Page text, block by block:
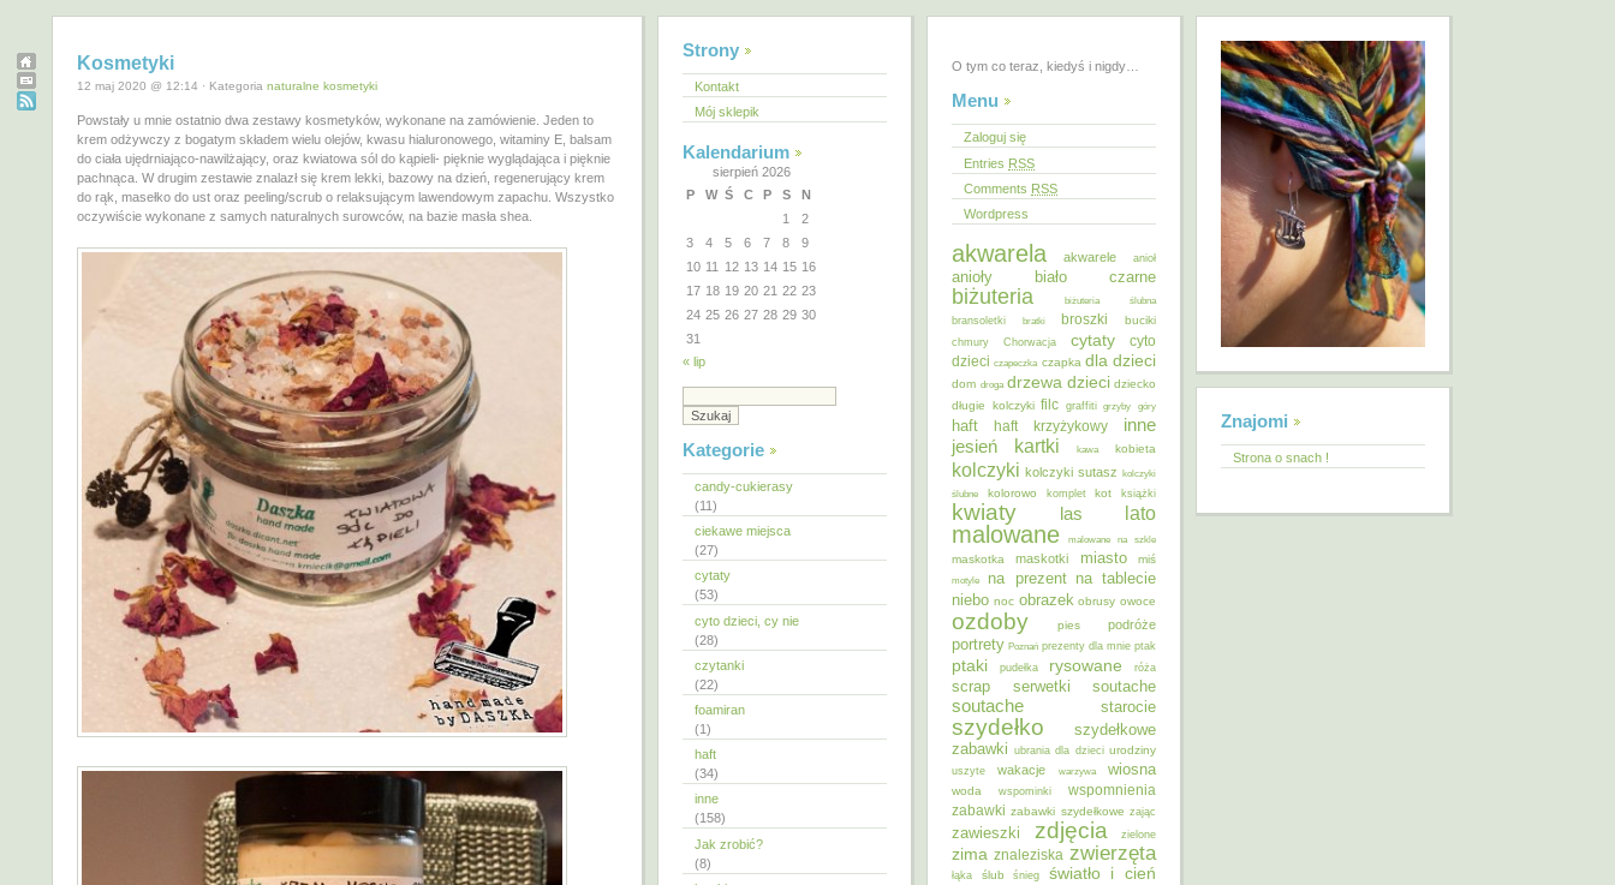
Kosmetyki
12 maj 2020 @ 12:14 · Kategoria naturalne kosmetyki
Powstały u mnie ostatnio dwa zestawy kosmetyków, wykonane na zamówienie. Jeden to
krem odżywczy z bogatym składem wielu olejów, kwasu hialuronowego, witaminy E, balsam
do ciała ujędrniająco-nawilżający, oraz kwiatowa sól do kąpieli- pięknie wyglądająca i pięknie
pachnąca. W drugim zestawie znalazł się krem lekki, bazowy na dzień, regenerujący krem
do rąk, masełko do ust oraz peeling/scrub o relaksującym lawendowym zapachu. Wszystko
oczywiście wykonane z samych naturalnych surowców, na bazie masła shea.
Strony
Kontakt
Mój sklepik
Kalendarium
sierpień 2026
P
W Ś C P S
N
1
2
3
4 5 6 7 8
9
10 11 12 13 14 15 16
17 18 19 20 21 22 23
24 25 26 27 28 29 30
31
« lip
Kategorie
candy-cukierasy
(11)
ciekawe miejsca
(27)
cytaty
(53)
cyto dzieci, cy nie
(28)
czytanki
(22)
foamiran
(1)
haft
(34)
inne
(158)
Jak zrobić?
(8)
O tym co teraz, kiedyś i nigdy…
Menu
Zaloguj się
Entries RSS
Comments RSS
Wordpress
akwarela akwarele anioł
anioły biało czarne
biżuteria
biżuteria ślubna
bransoletki
bratki broszki buciki
chmury Chorwacja cytaty
cyto
dzieci czapeczka czapka dla dzieci
dom droga drzewa dzieci dziecko
długie kolczyki filc graffiti grzyby góry
haft haft krzyżykowy inne
jesień kartki kawa kobieta
kolczyki kolczyki sutasz kolczyki
ślubne
kolorowo komplet kot książki
kwiaty las lato
malowane malowane na szkle
maskotka maskotki miasto miś
motyle na prezent na tablecie
niebo noc obrazek obrusy owoce
ozdoby pies podróże
portrety Poznań prezenty dla mnie ptak
ptaki pudełka rysowane róża
scrap serwetki soutache
soutache starocie
szydełko
szydełkowe
zabawki ubrania dla dzieci urodziny
uszyte wakacje warzywa wiosna
woda wspominki
wspomnienia
zabawki zabawki szydełkowe zając
zawieszki zdjęcia zielone
zima znaleziska zwierzęta
łąka ślub śnieg światło i cień
Znajomi
Strona o snach !